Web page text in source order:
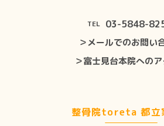
TEL 03-5848-
＞メールでのお問い
＞富士見台本院への
整骨院toreta 都立